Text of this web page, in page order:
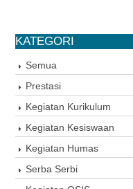
KATEGORI
Semua
Prestasi
Kegiatan Kurikulum
Kegiatan Kesiswaan
Kegiatan Humas
Serba Serbi